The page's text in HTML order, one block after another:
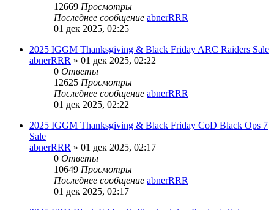
12669 Просмотры
Последнее сообщение abnerRRR
01 дек 2025, 02:25
2025 IGGM Thanksgiving & Black Friday ARC Raiders Sale
abnerRRR » 01 дек 2025, 02:22
0 Ответы
12625 Просмотры
Последнее сообщение abnerRRR
01 дек 2025, 02:22
2025 IGGM Thanksgiving & Black Friday CoD Black Ops 7
Sale
abnerRRR » 01 дек 2025, 02:17
0 Ответы
10649 Просмотры
Последнее сообщение abnerRRR
01 дек 2025, 02:17